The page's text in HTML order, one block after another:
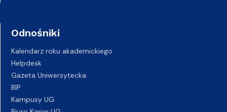
Odnośniki
Kalendarz roku akademickiego
Helpdesk
Gazeta Uniwersytecka
BIP
Kampusy UG